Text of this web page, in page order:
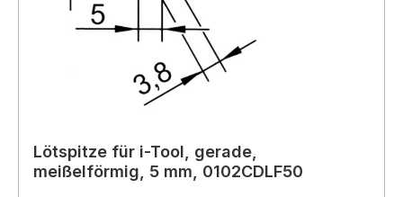
Lötspitze für i-Tool, gerade,
meißelförmig, 5 mm, 0102CDLF50